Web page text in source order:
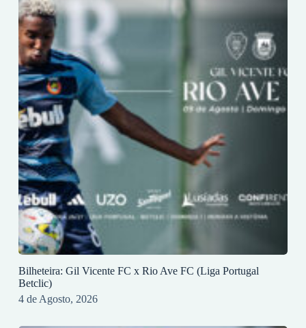
Bilheteira: Gil Vicente FC x Rio Ave FC (Liga Portugal
Betclic)
4 de Agosto, 2026